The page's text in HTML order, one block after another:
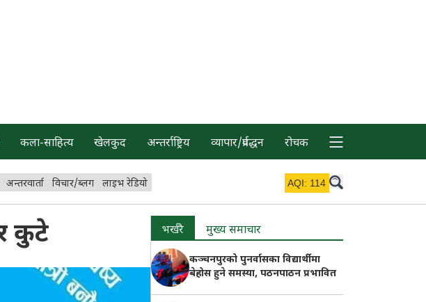
कला-साहित्य खेलकुद अन्तर्राष्ट्रिय व्यापार/प्रर्वद्धन रोचक
अन्तरवार्ता विचार/ब्लग लाइभ रेडियो AQI: 114
कुटे भर्खरै मुख्य समाचार
कञ्चनपुरको पुनर्वासका विद्यार्थीमा
बेहोस हुने समस्या, पठनपाठन प्रभावित